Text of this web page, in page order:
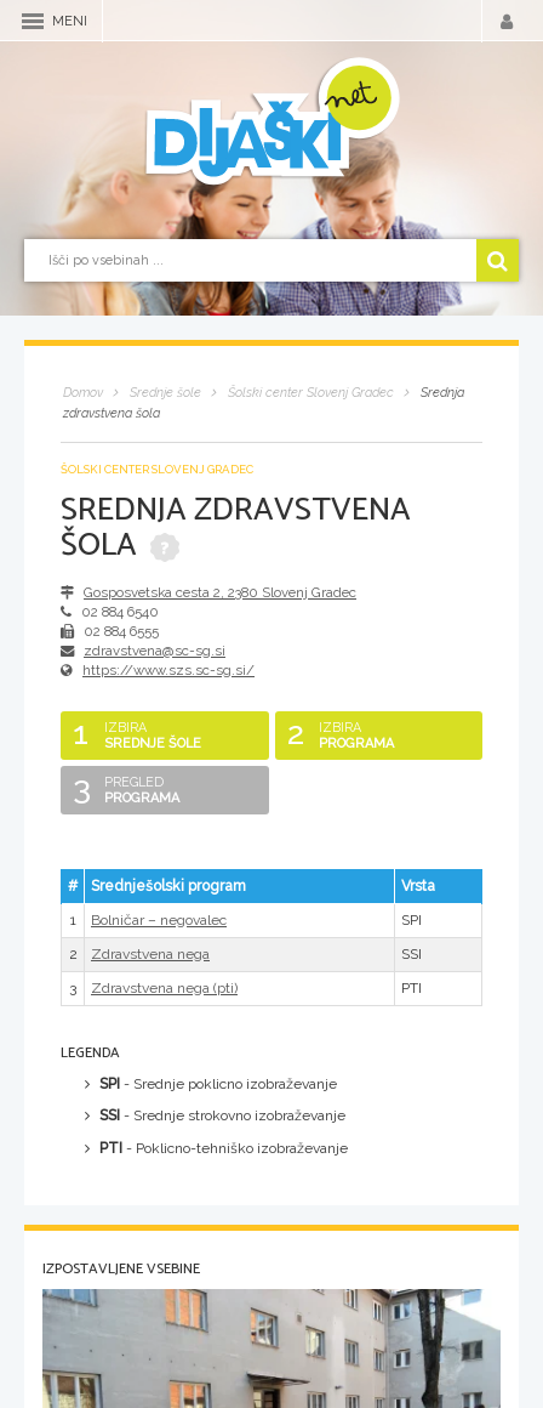
MENI
Domov Srednje šole Šolski center Slovenj Gradec
Srednja
zdravstvena šola
ŠOLSKI CENTER SLOVENJ GRADEC
SREDNJA ZDRAVSTVENA
ŠOLA
Gosposvetska cesta 2, 2380 Slovenj Gradec
02 884 6540
02 884 6555
zdravstvena@sc-sg.si
https://www.szs.sc-sg.si/
1
IZBIRA
SREDNJE ŠOLE
2
IZBIRA
PROGRAMA
3
PREGLED
PROGRAMA
# Srednješolski program
Vrsta
1
Bolničar – negovalec
SPI
2
Zdravstvena nega
SSI
3
Zdravstvena nega (pti) PTI
LEGENDA
SPI - Srednje poklicno izobraževanje
SSI - Srednje strokovno izobraževanje
PTI - Poklicno-tehniško izobraževanje
IZPOSTAVLJENE VSEBINE